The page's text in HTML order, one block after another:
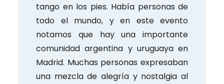
tango en los pies. Había personas de
todo el mundo, y en este evento
notamos que hay una importante
comunidad argentina y uruguaya en
Madrid. Muchas personas expresaban
una mezcla de alegría y nostalgia al